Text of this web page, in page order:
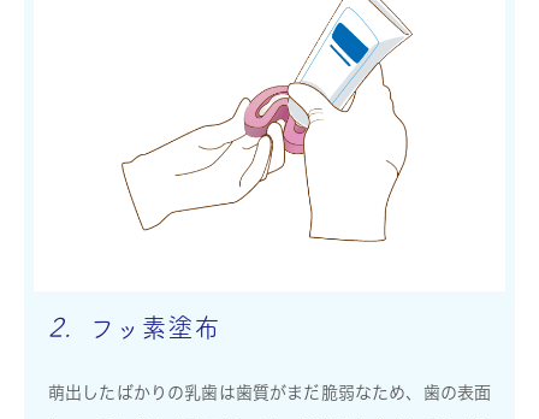
2. フッ素塗布
萌出したばかりの乳歯は歯質がまだ脆弱なため、歯の表面